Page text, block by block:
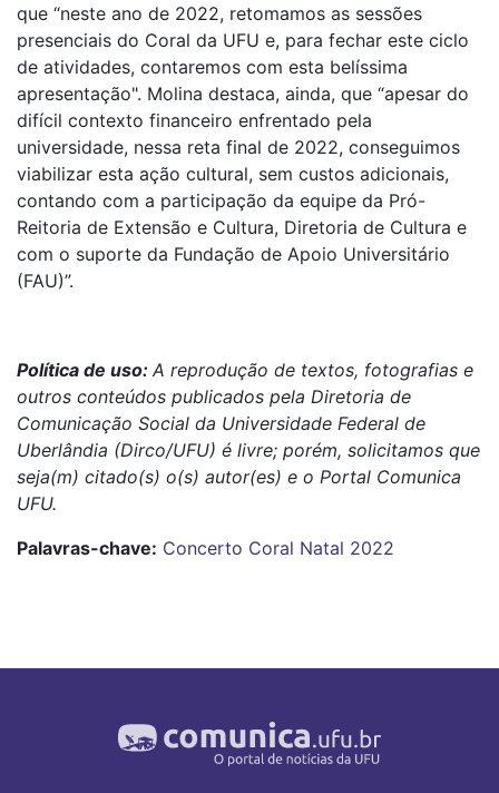
que “neste ano de 2022, retomamos as sessões
presenciais do Coral da UFU e, para fechar este ciclo
de atividades, contaremos com esta belíssima
apresentação". Molina destaca, ainda, que “apesar do
difícil contexto financeiro enfrentado pela
universidade, nessa reta final de 2022, conseguimos
viabilizar esta ação cultural, sem custos adicionais,
contando com a participação da equipe da Pró-
Reitoria de Extensão e Cultura, Diretoria de Cultura e
com o suporte da Fundação de Apoio Universitário
(FAU)”.
Política de uso: A reprodução de textos, fotografias e
outros conteúdos publicados pela Diretoria de
Comunicação Social da Universidade Federal de
Uberlândia (Dirco/UFU) é livre; porém, solicitamos que
seja(m) citado(s) o(s) autor(es) e o Portal Comunica
UFU.
Palavras-chave: Concerto Coral Natal 2022